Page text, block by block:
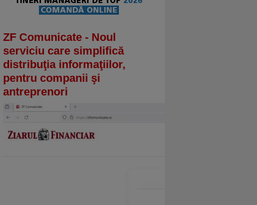
ZF Comunicate - Noul
serviciu care simplifică
distribuţia informaţiilor,
pentru companii şi
antreprenori